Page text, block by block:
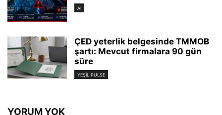
AI
ÇED yeterlik belgesinde TMMOB
şartı: Mevcut firmalara 90 gün
süre
YEŞIL PULSE
YORUM YOK